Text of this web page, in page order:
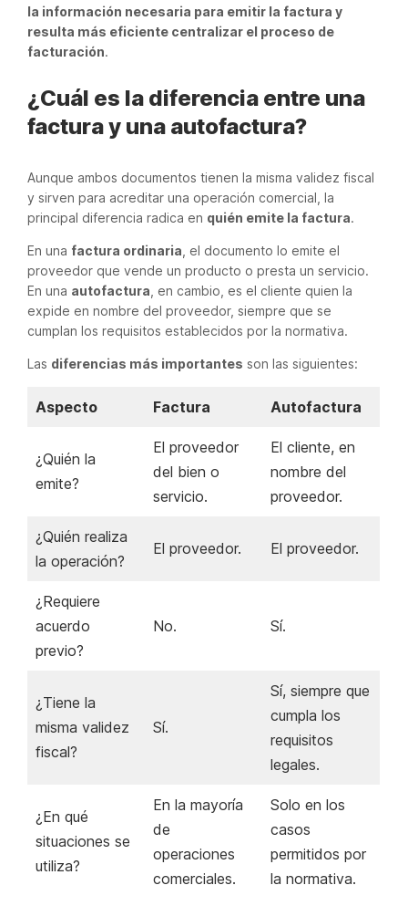
la información necesaria para emitir la factura y
resulta más eficiente centralizar el proceso de
facturación.
¿Cuál es la diferencia entre una
factura y una autofactura?
Aunque ambos documentos tienen la misma validez fiscal
y sirven para acreditar una operación comercial, la
principal diferencia radica en quién emite la factura.
En una factura ordinaria , el documento lo emite el
proveedor que vende un producto o presta un servicio.
En una autofactura , en cambio, es el cliente quien la
expide en nombre del proveedor, siempre que se
cumplan los requisitos establecidos por la normativa.
Las diferencias más importantes son las siguientes:
Aspecto Factura Autofactura
¿Quién la
emite?
El proveedor
del bien o
servicio.
El cliente, en
nombre del
proveedor.
¿Quién realiza
la operación?
El proveedor. El proveedor.
¿Requiere
acuerdo
previo?
No. Sí.
¿Tiene la
misma validez
fiscal?
Sí.
Sí, siempre que
cumpla los
requisitos
legales.
¿En qué
situaciones se
utiliza?
En la mayoría
de
operaciones
comerciales.
Solo en los
casos
permitidos por
la normativa.